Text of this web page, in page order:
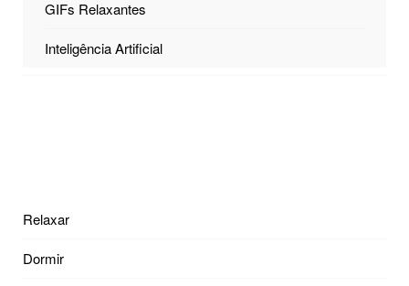
GIFs Relaxantes
Inteligência Artificial
Relaxar
Dormir